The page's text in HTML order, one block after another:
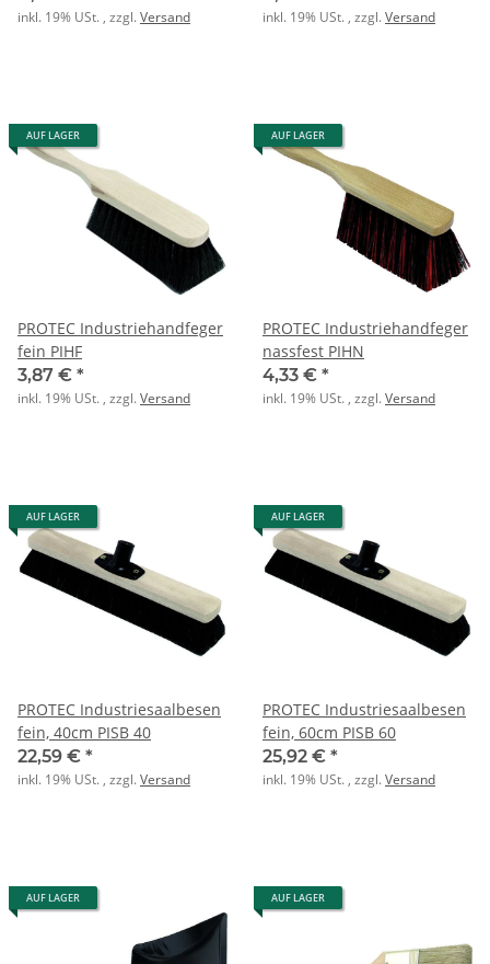
inkl. 19% USt. , zzgl.Versand inkl. 19% USt. , zzgl.Versand
AUF LAGER
PROTEC Industriehandfeger
fein PIHF
3,87 € *
inkl. 19% USt. , zzgl.Versand
AUF LAGER
PROTEC Industriehandfeger
nassfest PIHN
4,33 € *
inkl. 19% USt. , zzgl.Versand
AUF LAGER
PROTEC Industriesaalbesen
fein, 40cm PISB 40
22,59 € *
inkl. 19% USt. , zzgl.Versand
AUF LAGER
PROTEC Industriesaalbesen
fein, 60cm PISB 60
25,92 € *
inkl. 19% USt. , zzgl.Versand
AUF LAGER AUF LAGER